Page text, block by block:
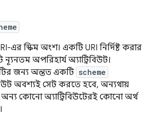
এর স্কিম অংশ। একটি URI নির্দিষ্ট করার
ন্যূনতম অপরিহার্য অ্যাট্রিবিউট।
জন্য অন্তত একটি scheme
অবশ্যই সেট করতে হবে, অন্যথায়
কোনো অ্যাট্রিবিউটেরই কোনো অর্থ